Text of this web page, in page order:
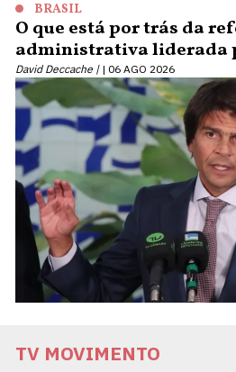
BRASIL
O que está por trás da
administrativa liderada
David Deccache | 06 AGO 2026
TV MOVIMENTO